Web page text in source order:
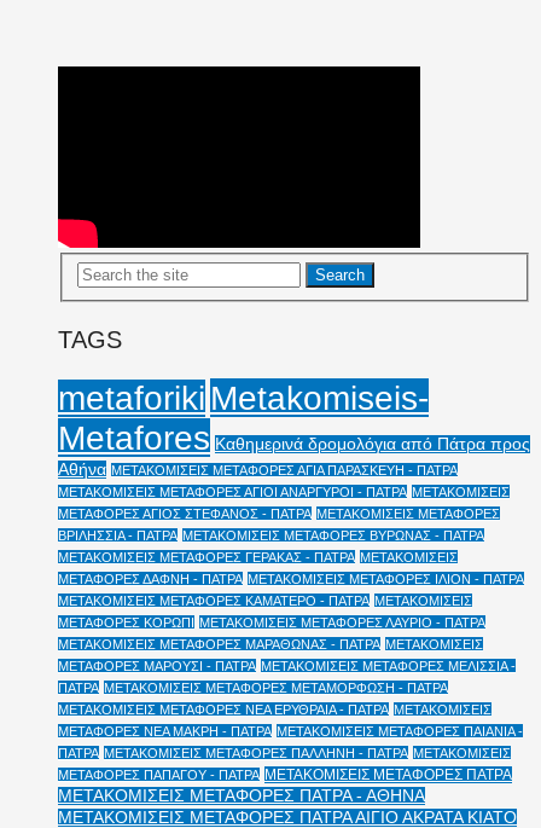
TAGS
metaforiki Metakomiseis-
Metafores Καθημερινά δρομολόγια από Πάτρα προς
Αθήνα ΜΕΤΑΚΟΜΙΣΕΙΣ ΜΕΤΑΦΟΡΕΣ ΑΓΙΑ ΠΑΡΑΣΚΕΥΗ - ΠΑΤΡΑ
ΜΕΤΑΚΟΜΙΣΕΙΣ ΜΕΤΑΦΟΡΕΣ ΑΓΙΟΙ ΑΝΑΡΓΥΡΟΙ - ΠΑΤΡΑ ΜΕΤΑΚΟΜΙΣΕΙΣ
ΜΕΤΑΦΟΡΕΣ ΑΓΙΟΣ ΣΤΕΦΑΝΟΣ - ΠΑΤΡΑ ΜΕΤΑΚΟΜΙΣΕΙΣ ΜΕΤΑΦΟΡΕΣ
ΒΡΙΛΗΣΣΙΑ - ΠΑΤΡΑ ΜΕΤΑΚΟΜΙΣΕΙΣ ΜΕΤΑΦΟΡΕΣ ΒΥΡΩΝΑΣ - ΠΑΤΡΑ
ΜΕΤΑΚΟΜΙΣΕΙΣ ΜΕΤΑΦΟΡΕΣ ΓΕΡΑΚΑΣ - ΠΑΤΡΑ ΜΕΤΑΚΟΜΙΣΕΙΣ
ΜΕΤΑΦΟΡΕΣ ΔΑΦΝΗ - ΠΑΤΡΑ ΜΕΤΑΚΟΜΙΣΕΙΣ ΜΕΤΑΦΟΡΕΣ ΙΛΙΟΝ - ΠΑΤΡΑ
ΜΕΤΑΚΟΜΙΣΕΙΣ ΜΕΤΑΦΟΡΕΣ ΚΑΜΑΤΕΡΟ - ΠΑΤΡΑ ΜΕΤΑΚΟΜΙΣΕΙΣ
ΜΕΤΑΦΟΡΕΣ ΚΟΡΩΠΙ ΜΕΤΑΚΟΜΙΣΕΙΣ ΜΕΤΑΦΟΡΕΣ ΛΑΥΡΙΟ - ΠΑΤΡΑ
ΜΕΤΑΚΟΜΙΣΕΙΣ ΜΕΤΑΦΟΡΕΣ ΜΑΡΑΘΩΝΑΣ - ΠΑΤΡΑ ΜΕΤΑΚΟΜΙΣΕΙΣ
ΜΕΤΑΦΟΡΕΣ ΜΑΡΟΥΣΙ - ΠΑΤΡΑ ΜΕΤΑΚΟΜΙΣΕΙΣ ΜΕΤΑΦΟΡΕΣ ΜΕΛΙΣΣΙΑ -
ΠΑΤΡΑ ΜΕΤΑΚΟΜΙΣΕΙΣ ΜΕΤΑΦΟΡΕΣ ΜΕΤΑΜΟΡΦΩΣΗ - ΠΑΤΡΑ
ΜΕΤΑΚΟΜΙΣΕΙΣ ΜΕΤΑΦΟΡΕΣ ΝΕΑ ΕΡΥΘΡΑΙΑ - ΠΑΤΡΑ ΜΕΤΑΚΟΜΙΣΕΙΣ
ΜΕΤΑΦΟΡΕΣ ΝΕΑ ΜΑΚΡΗ - ΠΑΤΡΑ ΜΕΤΑΚΟΜΙΣΕΙΣ ΜΕΤΑΦΟΡΕΣ ΠΑΙΑΝΙΑ -
ΠΑΤΡΑ ΜΕΤΑΚΟΜΙΣΕΙΣ ΜΕΤΑΦΟΡΕΣ ΠΑΛΛΗΝΗ - ΠΑΤΡΑ ΜΕΤΑΚΟΜΙΣΕΙΣ
ΜΕΤΑΦΟΡΕΣ ΠΑΠΑΓΟΥ - ΠΑΤΡΑ ΜΕΤΑΚΟΜΙΣΕΙΣ ΜΕΤΑΦΟΡΕΣ ΠΑΤΡΑ
ΜΕΤΑΚΟΜΙΣΕΙΣ ΜΕΤΑΦΟΡΕΣ ΠΑΤΡΑ - ΑΘΗΝΑ
ΜΕΤΑΚΟΜΙΣΕΙΣ ΜΕΤΑΦΟΡΕΣ ΠΑΤΡΑ ΑΙΓΙΟ ΑΚΡΑΤΑ ΚΙΑΤΟ